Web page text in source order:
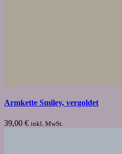
Armkette Smiley, vergoldet
39,00 € inkl. MwSt.